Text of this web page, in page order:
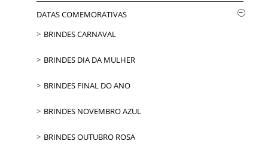
DATAS COMEMORATIVAS
BRINDES CARNAVAL
BRINDES DIA DA MULHER
BRINDES FINAL DO ANO
BRINDES NOVEMBRO AZUL
BRINDES OUTUBRO ROSA